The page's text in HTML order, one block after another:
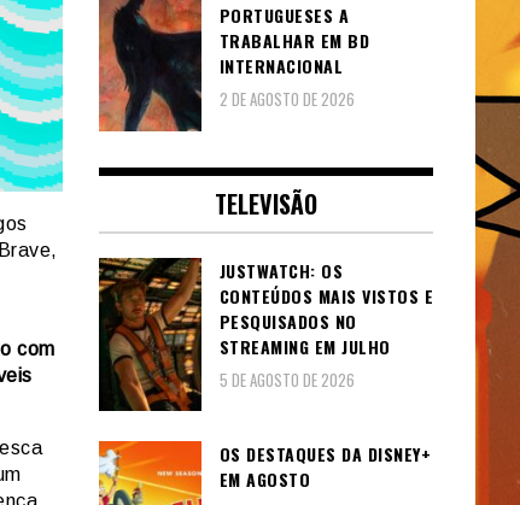
com
PORTUGUESES A
TRABALHAR EM BD
INTERNACIONAL
2 DE AGOSTO DE 2026
TELEVISÃO
JUSTWATCH: OS
CONTEÚDOS MAIS VISTOS E
PESQUISADOS NO
STREAMING EM JULHO
5 DE AGOSTO DE 2026
OS DESTAQUES DA DISNEY+
EM AGOSTO